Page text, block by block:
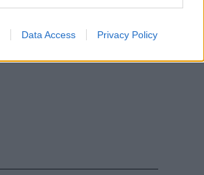
Data Access Privacy Policy